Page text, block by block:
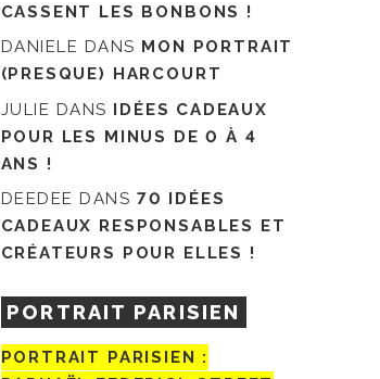
CASSENT LES BONBONS !
DANIELE DANS MON PORTRAIT
(PRESQUE) HARCOURT
JULIE DANS IDÉES CADEAUX
POUR LES MINUS DE 0 À 4
ANS !
DEEDEE DANS 70 IDÉES
CADEAUX RESPONSABLES ET
CRÉATEURS POUR ELLES !
PORTRAIT PARISIEN
PORTRAIT PARISIEN :